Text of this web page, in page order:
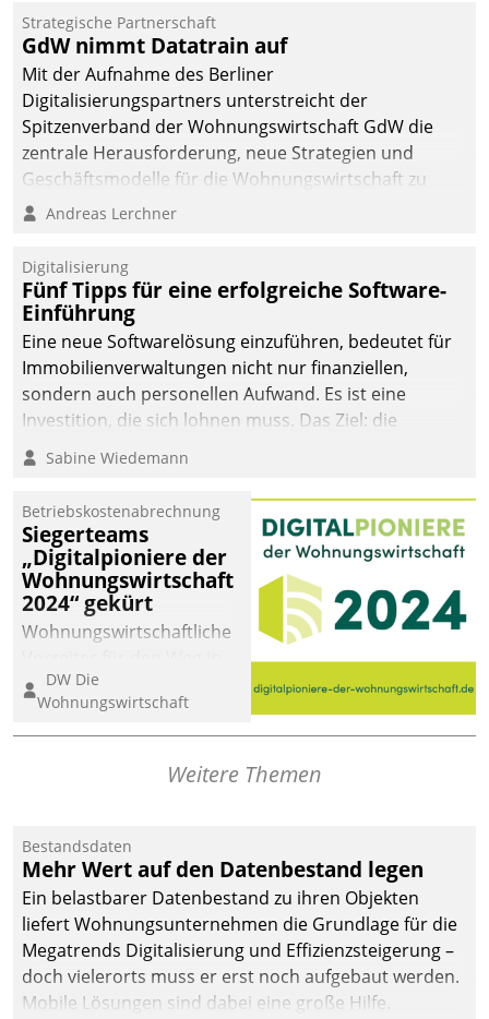
kommunale Wohnungsbauunternehmen daher
gemeinsam mit der Berliner Datatrain GmbH den
Teilprozess der Objektsanierung digitalisiert.
Strategische Partnerschaft
GdW nimmt Datatrain auf
Mit der Aufnahme des Berliner
Digitalisierungspartners unterstreicht der
Spitzenverband der Wohnungswirtschaft GdW die
zentrale Herausforderung, neue Strategien und
Geschäftsmodelle für die Wohnungswirtschaft zu
entwickeln.
Andreas Lerchner
Digitalisierung
Fünf Tipps für eine erfolgreiche Software-
Einführung
Eine neue Softwarelösung einzuführen, bedeutet für
Immobilienverwaltungen nicht nur finanziellen,
sondern auch personellen Aufwand. Es ist eine
Investition, die sich lohnen muss. Das Ziel: die
nachhaltige Optimierung der Geschäftsabläufe. Damit
dieses Ziel erreicht wird, sollten einige Grundregeln
Sabine Wiedemann
Betriebskostenabrechnung
Siegerteams
„Digitalpioniere der
Wohnungswirtschaft
2024“ gekürt
Wohnungswirtschaftliche
eine digitale Zukunft zu
finden, ist das Ziel des
Awards „Digitalpioniere
Wohnungswirtschaft“.
dafür ein Team
bestehend aus
Wohnungsunternehmen
und PropTech.
DW Die
Wohnungswirtschaft
Weitere Themen
Bestandsdaten
Mehr Wert auf den Datenbestand legen
Ein belastbarer Datenbestand zu ihren Objekten
liefert Wohnungsunternehmen die Grundlage für die
Megatrends Digitalisierung und Effizienzsteigerung –
doch vielerorts muss er erst noch aufgebaut werden.
Mobile Lösungen sind dabei eine große Hilfe.